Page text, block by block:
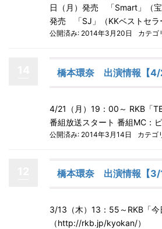
日（月）発売 「Smart」（宝
発売 「SJ」（KKベストセラ
公開済み: 2014年3月20日 カテゴ
橋本環奈 出演情報【4/
4/21（月）19：00～ RKB「
番組放送スタート 番組MC：
公開済み: 2014年3月14日 カテゴ
橋本環奈 出演情報【3/
3/13（木）13：55～RKB「今
（http://rkb.jp/kyokan/）